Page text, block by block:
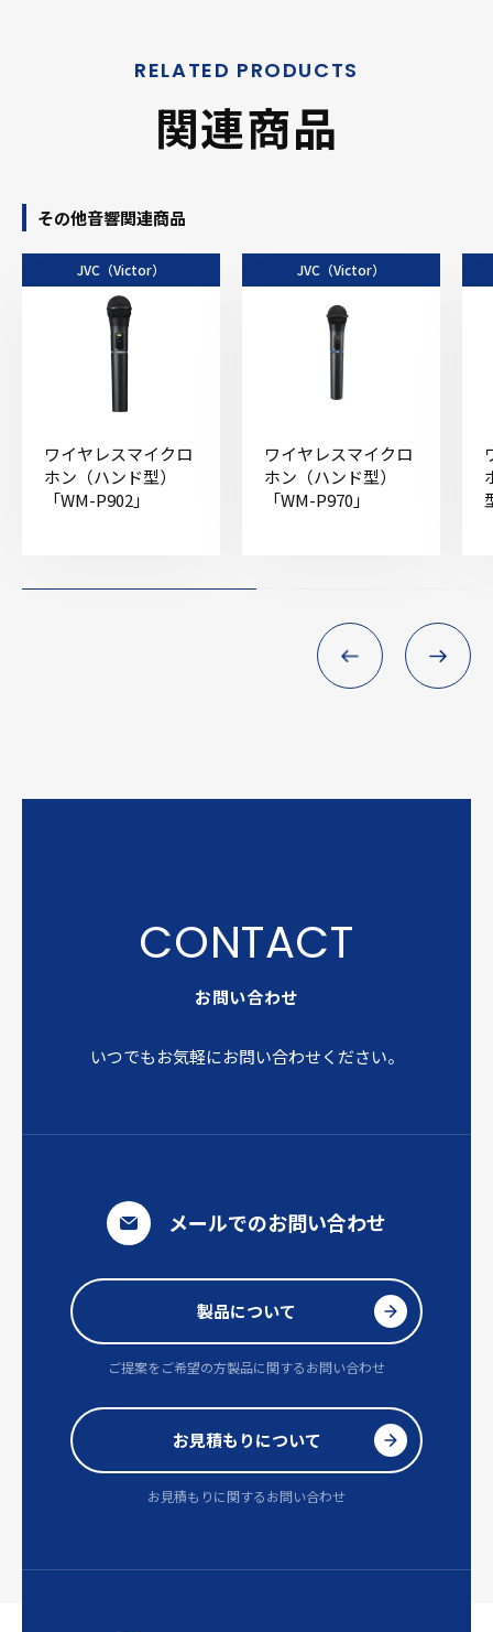
関連商品
その他音響関連商品
JVC（Victor）
ワイヤレスマイクロ
ホン（ハンド型）
「WM-P902」
JVC（Victor）
ワイヤレスマイクロ
ホン（ハンド型）
「WM-P970」
お問い合わせ
いつでもお気軽にお問い合わせください。
メールでのお問い合わせ
製品について
ご提案をご希望の方製品に関するお問い合わせ
お見積もりについて
お見積もりに関するお問い合わせ